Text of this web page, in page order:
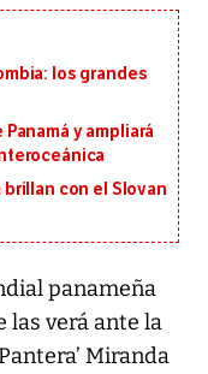
los grandes
y ampliará
con el Slovan
panameña
las verá ante la
Miranda